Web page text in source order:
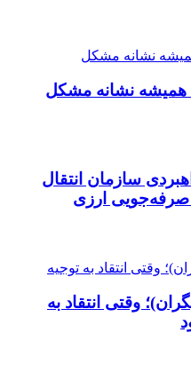
همیشه نشانه مشکل
سازمان انتقال
ارزی
وقتی انتقاد به